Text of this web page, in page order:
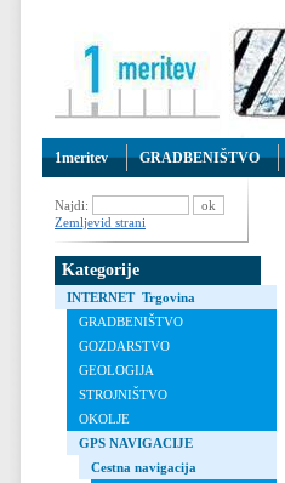
1meritev GRADBENIŠTVO
Najdi:
Zemljevid strani
Kategorije
INTERNET Trgovina
GRADBENIŠTVO
GOZDARSTVO
GEOLOGIJA
STROJNIŠTVO
OKOLJE
GPS NAVIGACIJE
Cestna navigacija